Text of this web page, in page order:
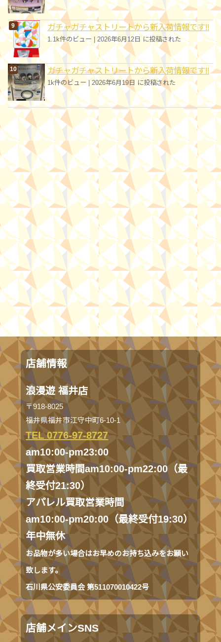
ガチャガチャストリートから新入荷情報です!!
1.1k件のビュー 2026年6月12日 に投稿された
ガチャガチャストリートから新入荷情報です!!
1k件のビュー|2026年6月19日 に投稿された
店舗情報
浪漫遊 福井店
〒918-8025
福井県福井市江守中町6-10-1
TEL 0776-97-8727
am10:00-pm23:00
買取営業時間am10:00-pm22:00（最
終受付21:30）
アパレル買取営業時間
am10:00-pm20:00（最終受付19:30）
年中無休
お品物が多い場合はお早めのお持ち込みをお願い
致します。
石川県公安委員会 第511070010422号
店舗メインSNS